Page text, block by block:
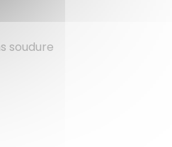
soudure